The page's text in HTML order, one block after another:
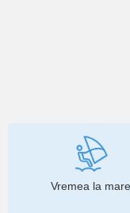
Vremea la mare